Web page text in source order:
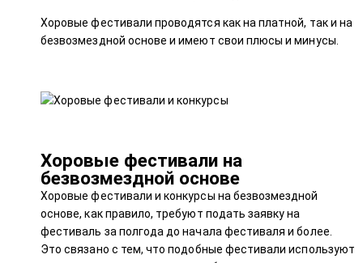
Хоровые фестивали проводятся как на платной, так и на
безвозмездной основе и имеют свои плюсы и минусы.
Хоровые фестивали на
безвозмездной основе
Хоровые фестивали и конкурсы на безвозмездной
основе, как правило, требуют подать заявку на
фестиваль за полгода до начала фестиваля и более.
Это связано с тем, что подобные фестивали используют